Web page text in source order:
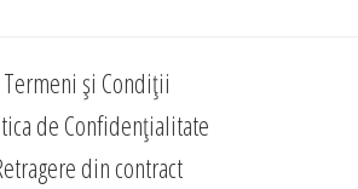
Termeni și Condiții
de Confidențialitate
din contract